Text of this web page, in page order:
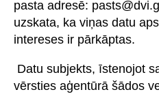
pasta adresē:
uzskata, ka viņas datu
intereses ir pārkāptas.
Datu subjekts, īstenojot
vērsties aģentūrā šādos